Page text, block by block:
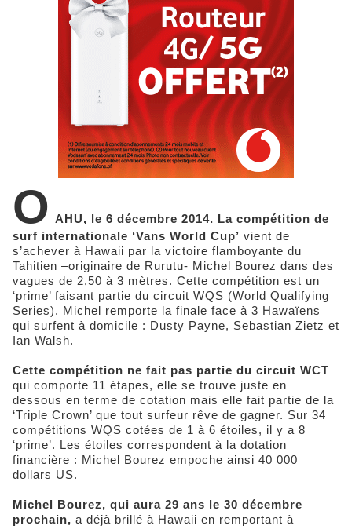
O AHU, le 6 décembre 2014. La compétition de
surf internationale ‘Vans World Cup’ vient de
s’achever à Hawaii par la victoire flamboyante du
Tahitien –originaire de Rurutu- Michel Bourez dans des
vagues de 2,50 à 3 mètres. Cette compétition est un
‘prime’ faisant partie du circuit WQS (World Qualifying
Series). Michel remporte la finale face à 3 Hawaïens
qui surfent à domicile : Dusty Payne, Sebastian Zietz et
Ian Walsh.
Cette compétition ne fait pas partie du circuit WCT
qui comporte 11 étapes, elle se trouve juste en
dessous en terme de cotation mais elle fait partie de la
‘Triple Crown’ que tout surfeur rêve de gagner. Sur 34
compétitions WQS cotées de 1 à 6 étoiles, il y a 8
‘prime’. Les étoiles correspondent à la dotation
financière : Michel Bourez empoche ainsi 40 000
dollars US.
Michel Bourez, qui aura 29 ans le 30 décembre
prochain, a déjà brillé à Hawaii en remportant à